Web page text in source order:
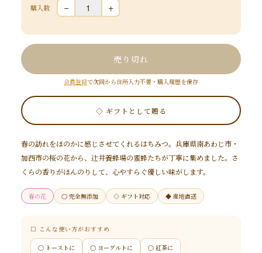
購入数 − +
売り切れ
会員登録で次回から住所入力不要・購入履歴を保存
◇ ギフトとして贈る
春の訪れをほのかに感じさせてくれるはちみつ。兵庫県南あわじ市・
加西市の桜の花から、辻井養蜂場の蜜蜂たちが丁寧に集めました。さ
くらの香りがほんのりして、心やすらぐ優しい味がします。
春の花 ○ 完全無添加 ◇ ギフト対応 ◆ 産地直送
□ こんな使い方がおすすめ
○ トーストに ○ ヨーグルトに ○ 紅茶に